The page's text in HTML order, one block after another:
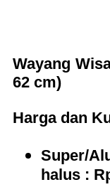
Wayang
62 cm)
Harga dan
Super/
halus :